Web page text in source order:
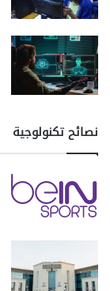
نصائح تكنولوجية